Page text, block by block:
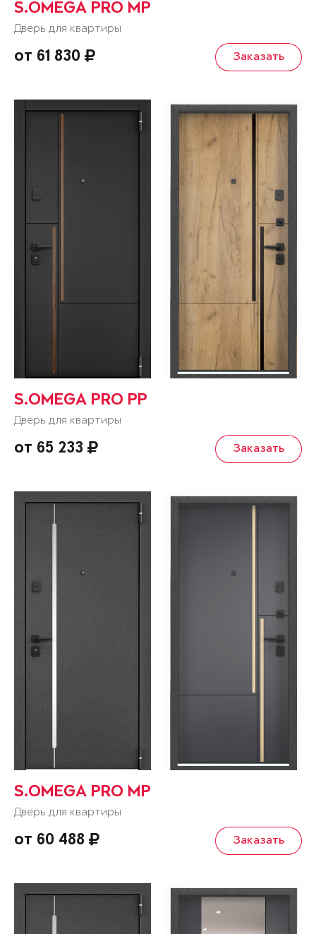
S.OMEGA PRO MP
Дверь для квартиры
от 61 830 Заказать
S.OMEGA PRO PP
Дверь для квартиры
от 65 233 Заказать
S.OMEGA PRO MP
Дверь для квартиры
от 60 488 Заказать